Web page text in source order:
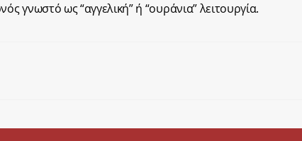
γνωστό ως “αγγελική” ή “ουράνια” λειτουργία.